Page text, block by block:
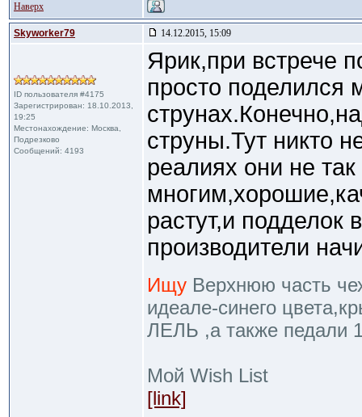
Наверх
Skyworker79 14.12.2015, 15:09
ID пользователя #4175
Зарегистрирован: 18.10.2013,
19:25
Местонахождение: Москва,
Подрезково
Сообщений: 4193
Ярик,при встрече
просто поделился
струны.Тут никто
реалиях они не
растут,и подделок
производители
Ищу Верхнюю часть
идеале-синего
ЛЕЛЬ ,а также педали
Мой Wish List
[link]